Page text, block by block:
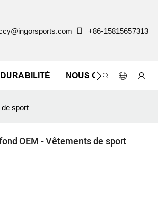
+86-15815657313
DURABILITÉ NOUS CONTACTER
sport
OEM - Vêtements de sport